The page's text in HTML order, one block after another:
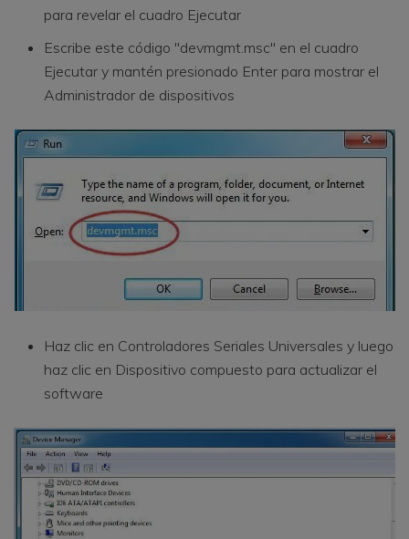
para revelar el cuadro Ejecutar
Escribe este código "devmgmt.msc" en el cuadro
Ejecutar y mantén presionado Enter para mostrar el
Administrador de dispositivos
Haz clic en Controladores Seriales Universales y luego
haz clic en Dispositivo compuesto para actualizar el
software